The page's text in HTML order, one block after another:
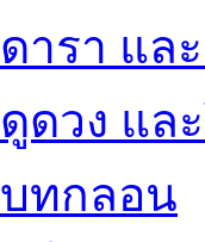
ดารา แล
ดูดวง แล
บทกลอน